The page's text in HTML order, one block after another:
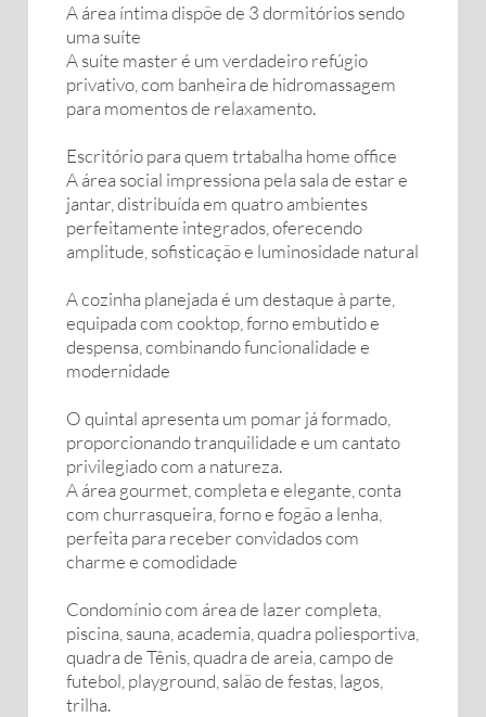
A área íntima dispõe de 3 dormitórios sendo
uma suíte
A suíte master é um verdadeiro refúgio
privativo, com banheira de hidromassagem
para momentos de relaxamento.
Escritório para quem trtabalha home office
A área social impressiona pela sala de estar e
jantar, distribuída em quatro ambientes
perfeitamente integrados, oferecendo
amplitude, sofisticação e luminosidade natural
A cozinha planejada é um destaque à parte,
equipada com cooktop, forno embutido e
despensa, combinando funcionalidade e
modernidade
O quintal apresenta um pomar já formado,
proporcionando tranquilidade e um cantato
privilegiado com a natureza.
A área gourmet, completa e elegante, conta
com churrasqueira, forno e fogão a lenha,
perfeita para receber convidados com
charme e comodidade
Condomínio com área de lazer completa,
piscina, sauna, academia, quadra poliesportiva,
quadra de Tênis, quadra de areia, campo de
futebol, playground, salão de festas, lagos,
trilha.